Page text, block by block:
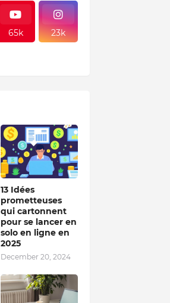
65k 23k
13 Idées
prometteuses
qui cartonnent
pour se lancer en
solo en ligne en
2025
December 20, 2024